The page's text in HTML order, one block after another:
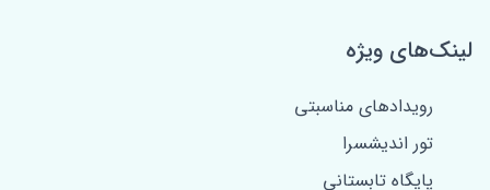
لینک‌های ویژه
رویدادهای مناسبتی
تور اندیشسرا
پایگاه تابستانی